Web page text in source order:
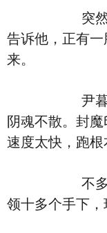
突然，尹
告诉他，正有
来。
尹暮眉头
阴魂不散。封
速度太快，跑根
不多久，
领十多个手下，